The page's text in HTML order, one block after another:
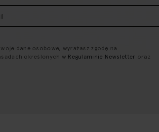
dane osobowe, wyrażasz zgodę na
określonych w Regulaminie Newsletter oraz